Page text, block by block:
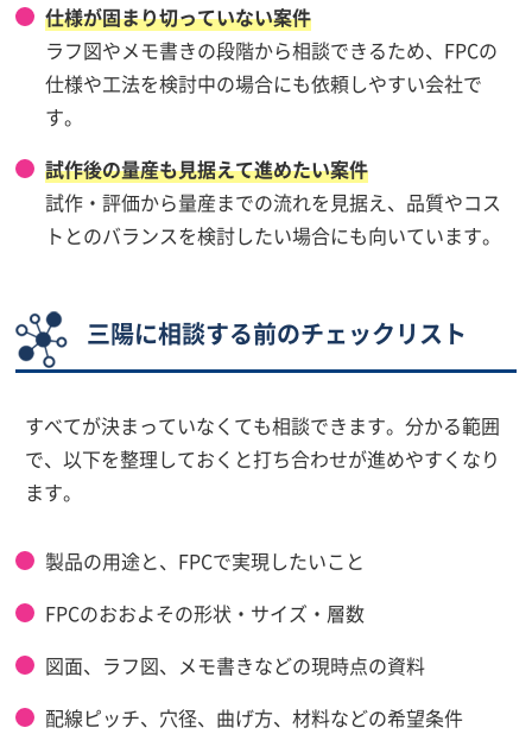
仕様が固まり切っていない案件
ラフ図やメモ書きの段階から相談できるため、FPCの
仕様や工法を検討中の場合にも依頼しやすい会社で
す。
試作後の量産も見据えて進めたい案件
試作・評価から量産までの流れを見据え、品質やコス
トとのバランスを検討したい場合にも向いています。
三陽に相談する前のチェックリスト
すべてが決まっていなくても相談できます。分かる範囲
で、以下を整理しておくと打ち合わせが進めやすくなり
ます。
製品の用途と、FPCで実現したいこと
FPCのおおよその形状・サイズ・層数
図面、ラフ図、メモ書きなどの現時点の資料
配線ピッチ、穴径、曲げ方、材料などの希望条件